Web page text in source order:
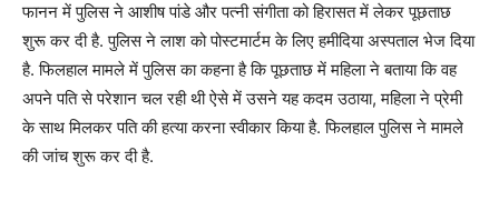
फानन में पुलिस ने आशीष पांडे और पत्नी संगीता को हिरासत में लेकर पूछताछ
शुरू कर दी है. पुलिस ने लाश को पोस्टमार्टम के लिए हमीदिया अस्पताल भेज दिया
है. फिलहाल मामले में पुलिस का कहना है कि पूछताछ में महिला ने बताया कि वह
अपने पति से परेशान चल रही थी ऐसे में उसने यह कदम उठाया, महिला ने प्रेमी
के साथ मिलकर पति की हत्या करना स्वीकार किया है. फिलहाल पुलिस ने मामले
की जांच शुरू कर दी है.